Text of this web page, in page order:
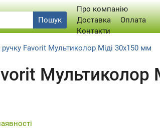
Пошук
Про компанію
Доставка
Оплата
Контакти
Favorit Мультиколор Міді 30х150 мм
Мультиколор